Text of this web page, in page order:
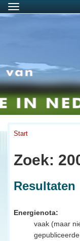
Menu
Start
Zoek:
Resultaten
Energienota:
vaak (maar